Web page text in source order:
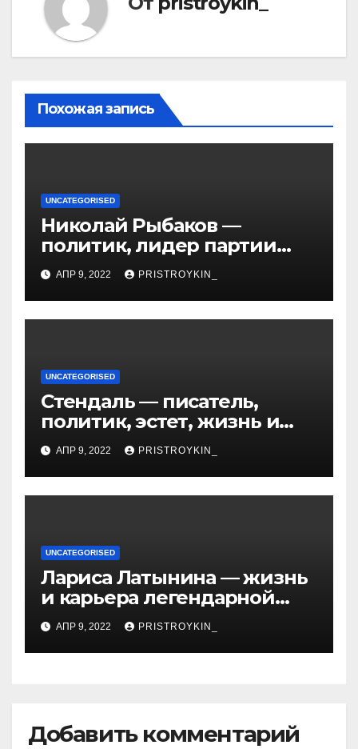
Похожая запись
UNCATEGORISED
Николай Рыбаков —
политик, лидер партии
Яблоко и его биография
АПР 9, 2022 PRISTROYKIN_
UNCATEGORISED
Стендаль — писатель,
политик, эстет, жизнь и
творчество одного из
величайших литературных
гении XIX века
АПР 9, 2022 PRISTROYKIN_
UNCATEGORISED
Лариса Латынина — жизнь
и карьера легендарной
советской гимнастки,
установившей мировые
рекорды и завоевавшей
АПР 9, 2022 PRISTROYKIN_
Добавить комментарий